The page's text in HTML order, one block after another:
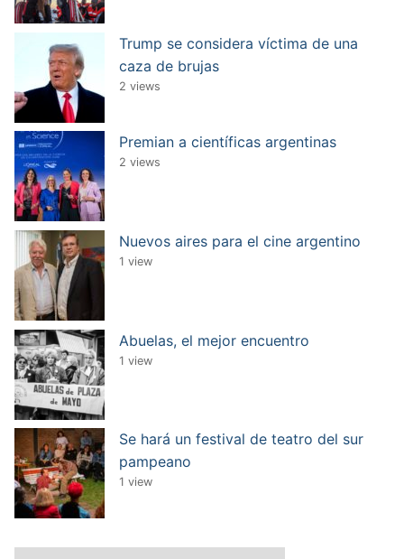
Trump se considera víctima de una
caza de brujas
2 views
Premian a científicas argentinas
2 views
Nuevos aires para el cine argentino
1 view
Abuelas, el mejor encuentro
1 view
Se hará un festival de teatro del sur
pampeano
1 view